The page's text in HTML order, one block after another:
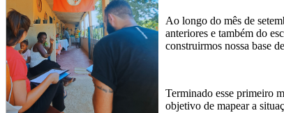
Ao longo do mês de
anteriores e também do
construirmos nossa base
Terminado esse primeiro
objetivo de mapear a